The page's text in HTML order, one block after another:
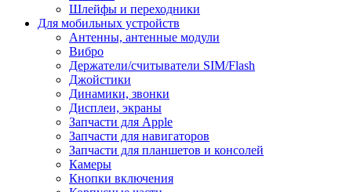
Шлейфы и переходники
Для мобильных устройств
Антенны, антенные модули
Вибро
Держатели/считыватели SIM/Flash
Джойстики
Динамики, звонки
Дисплеи, экраны
Запчасти для Apple
Запчасти для навигаторов
Запчасти для планшетов и консолей
Камеры
Кнопки включения